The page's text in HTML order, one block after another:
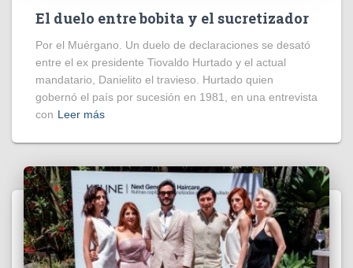
El duelo entre bobita y el sucretizador
Por el Muérgano. Un duelo de declaraciones se desató
entre el ex presidente Tiovaldo Hurtado y el actual
mandatario, Danielito el travieso. Hurtado quien
gobernó el país por sucesión en 1981, en una entrevista
con Leer más